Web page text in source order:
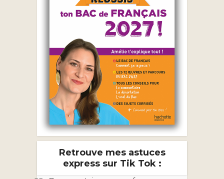
Retrouve mes astuces
express sur Tik Tok :